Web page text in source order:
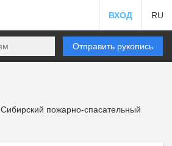
ВХОД RU
Отправить рукопись
Сибирский пожарно-спасательный